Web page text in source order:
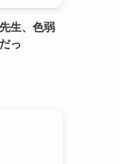
生、色弱
っ